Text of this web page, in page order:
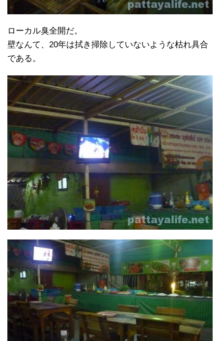
ローカル臭全開だ。
壁なんて、20年は拭き掃除していないような枯れ具合
である。